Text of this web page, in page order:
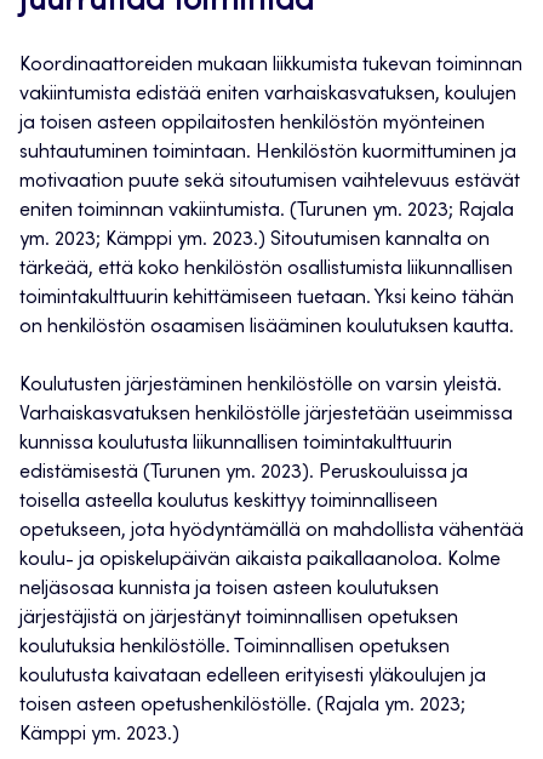
Koordinaattoreiden mukaan liikkumista tukevan toiminnan
vakiintumista edistää eniten varhaiskasvatuksen, koulujen
ja toisen asteen oppilaitosten henkilöstön myönteinen
suhtautuminen toimintaan. Henkilöstön kuormittuminen ja
motivaation puute sekä sitoutumisen vaihtelevuus estävät
eniten toiminnan vakiintumista. (Turunen ym. 2023; Rajala
ym. 2023; Kämppi ym. 2023.) Sitoutumisen kannalta on
tärkeää, että koko henkilöstön osallistumista liikunnallisen
toimintakulttuurin kehittämiseen tuetaan. Yksi keino tähän
on henkilöstön osaamisen lisääminen koulutuksen kautta.
Koulutusten järjestäminen henkilöstölle on varsin yleistä.
Varhaiskasvatuksen henkilöstölle järjestetään useimmissa
kunnissa koulutusta liikunnallisen toimintakulttuurin
edistämisestä (Turunen ym. 2023). Peruskouluissa ja
toisella asteella koulutus keskittyy toiminnalliseen
opetukseen, jota hyödyntämällä on mahdollista vähentää
koulu- ja opiskelupäivän aikaista paikallaanoloa. Kolme
neljäsosaa kunnista ja toisen asteen koulutuksen
järjestäjistä on järjestänyt toiminnallisen opetuksen
koulutuksia henkilöstölle. Toiminnallisen opetuksen
koulutusta kaivataan edelleen erityisesti yläkoulujen ja
toisen asteen opetushenkilöstölle. (Rajala ym. 2023;
Kämppi ym. 2023.)